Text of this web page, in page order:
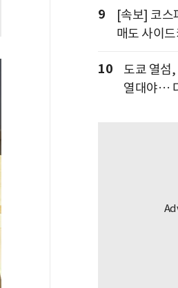
9
[속보] 코스
매도 사이
10
도쿄 열섬
열대야…